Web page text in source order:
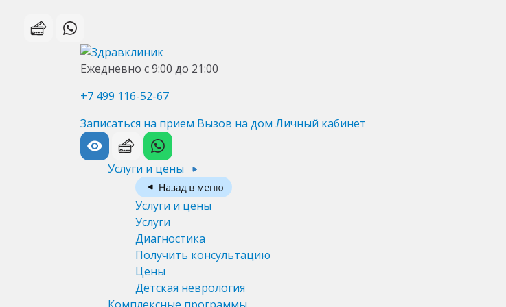
Ежедневно с 9:00 до 21:00
+7 499 116-52-67
Записаться на прием Вызов на дом Личный кабинет
Услуги и цены
Услуги и цены
Услуги
Диагностика
Получить консультацию
Цены
Детская неврология